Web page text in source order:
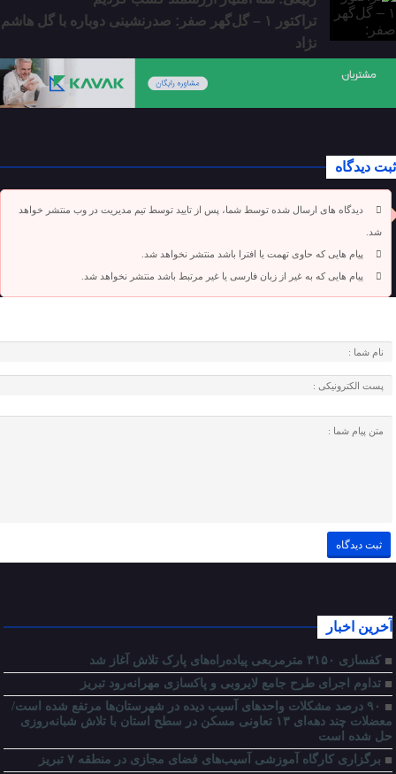
تراکتور ۱ – گل‌گهر صفر: صدر‌نشینی دوباره با گل هاشم
نژاد
ثبت دیدگاه
دیدگاه های ارسال شده توسط شما، پس از تایید توسط تیم مدیریت در وب منتشر خواهد
شد.
پیام هایی که حاوی تهمت یا افترا باشد منتشر نخواهد شد.
پیام هایی که به غیر از زبان فارسی یا غیر مرتبط باشد منتشر نخواهد شد.
آخرین اخبار
کفسازی ۳۱۵۰ مترمربعی پیاده‌راه‌های پارک تلاش آغاز شد
تداوم اجرای طرح جامع لایروبی و پاکسازی مهرانه‌رود تبریز
٩٠ درصد مشکلات واحدهای آسیب دیده در شهرستان‌ها مرتفع شده است/
معضلات چند دهه‌ای ١٣ تعاونی مسکن در سطح استان با تلاش شبانه‌روزی
حل شده است
برگزاری کارگاه آموزشی آسیب‌های فضای مجازی در منطقه ۷ تبریز